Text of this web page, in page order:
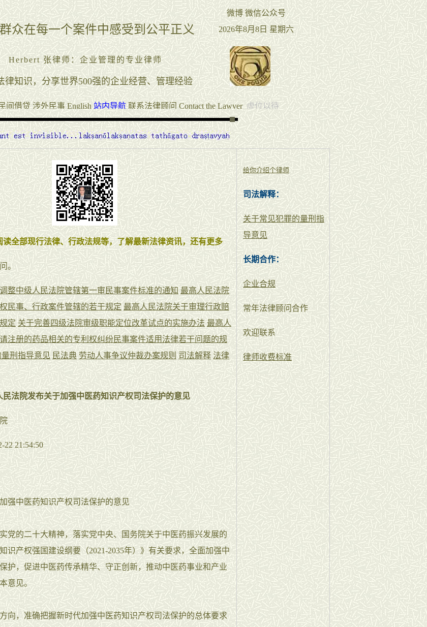
读全部现行法律、行政法规等，了解最新法律资讯，还有更多
。
整中级人民法院管辖第一审民事案件标准的通知 最高人民法院
民事、行政案件管辖的若干规定 最高人民法院关于审理行政赔
定 关于完善四级法院审级职能定位改革试点的实施办法 最高人
注册的药品相关的专利权纠纷民事案件适用法律若干问题的规
刑指导意见 民法典 劳动人事争议仲裁办案规则 司法解释 法律
民法院发布关于加强中医药知识产权司法保护的意见
22 21:54:50
强中医药知识产权司法保护的意见
的二十大精神，落实党中央、国务院关于中医药振兴发展的
识产权强国建设纲要（2021-2035年）》有关要求，全面加强中
护，促进中医药传承精华、守正创新，推动中医药事业和产业
意见。
，准确把握新时代加强中医药知识产权司法保护的总体要求
给你介绍个律师
司法解释：
关于常见犯罪的量刑指
导意见
长期合作：
企业合规
常年法律顾问合作
欢迎联系
律师收费标准